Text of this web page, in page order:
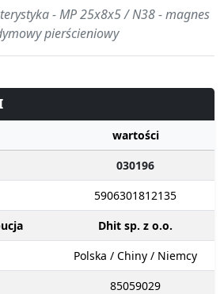
- MP 25x8x5 / N38 - magnes
pierścieniowy
wartości
030196
5906301812135
Dhit sp. z o.o.
Polska / Chiny / Niemcy
85059029